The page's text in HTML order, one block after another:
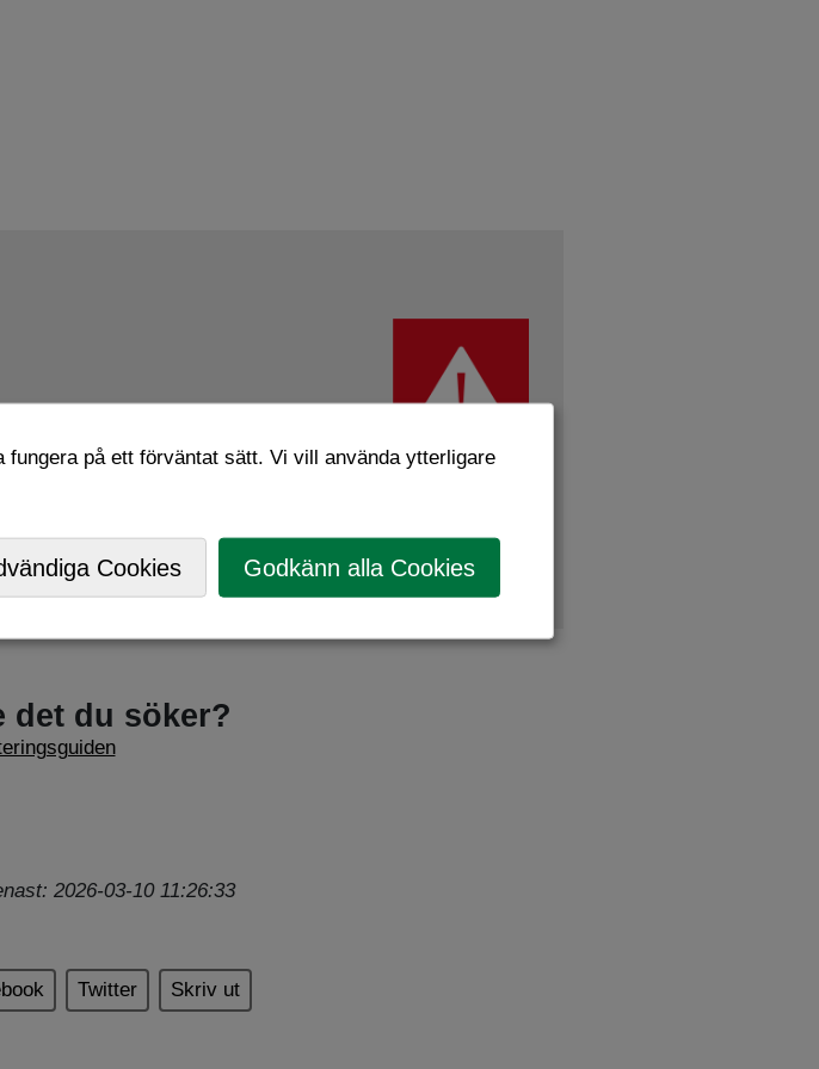
det du söker?
2026-03-10 11:26:33
Twitter Skriv ut
på ett förväntat sätt. Vi vill använda ytterligare
Cookies Godkänn alla Cookies